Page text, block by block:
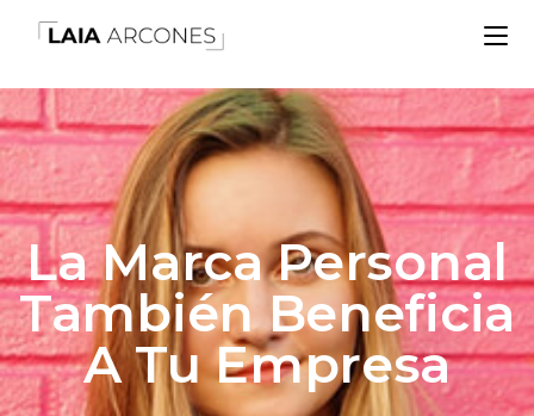
La Marca Personal
También Beneficia
A Tu Empresa